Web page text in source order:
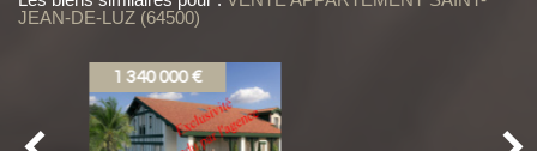
JEAN-DE-LUZ (64500)
1 299 000 €